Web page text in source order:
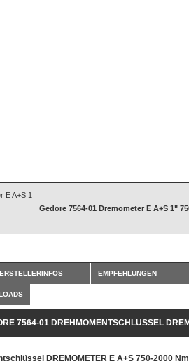
Gedore 7564-01 Dremometer E A+S 1"
EMPFEHLUNGEN
7564-01 DREHMOMENTSCHLÜSSEL
DREMOMETER E A+S 750-2000 Nm